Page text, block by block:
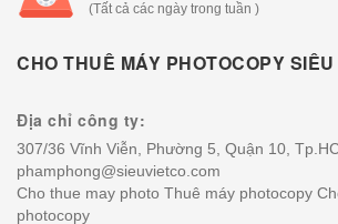
(Tất cả các ngày trong tuần )
CHO THUÊ MÁY PHOTOCOPY
Địa chỉ công ty:
307/36 Vĩnh Viễn, Phường 5, Quận 10,
phamphong@sieuvietco.com
Cho thue may photo Thuê máy photocopy
photocopy